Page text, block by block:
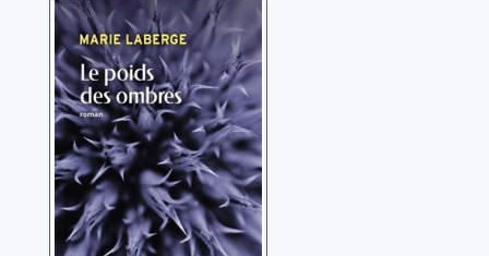
Le poids des
ombres
Laberge, Marie